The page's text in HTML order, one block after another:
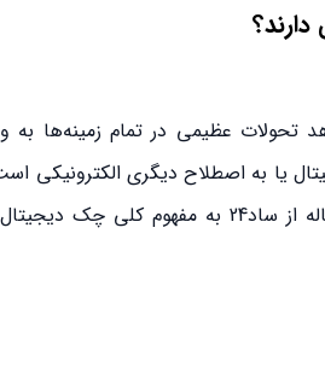
تحولات عظیمی در تمام زمینه‌ها
یا به اصطلاح دیگری
مزایا آن و اینکه